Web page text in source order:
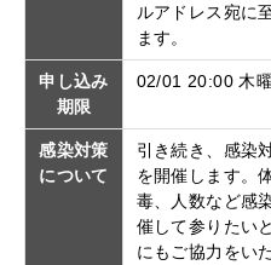
ルアドレス宛に
ます。
申し込み
期限
02/01 20:00 木
感染対策
について
引き続き、感染
を開催します。
毒、人数など感
催して参りたい
にもご協力をい